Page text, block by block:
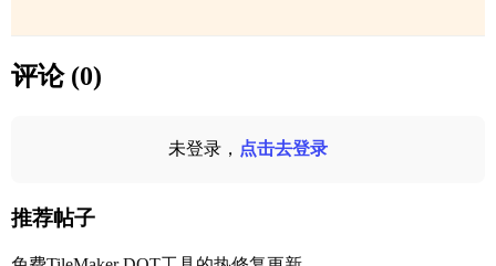
评论 (0)
未登录， 点击去登录
推荐帖子